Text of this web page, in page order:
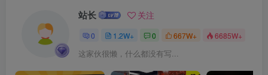
站长 关注
0 1.2W+ 0 667W+ 6685W+
这家伙很懒，什么都没有写...